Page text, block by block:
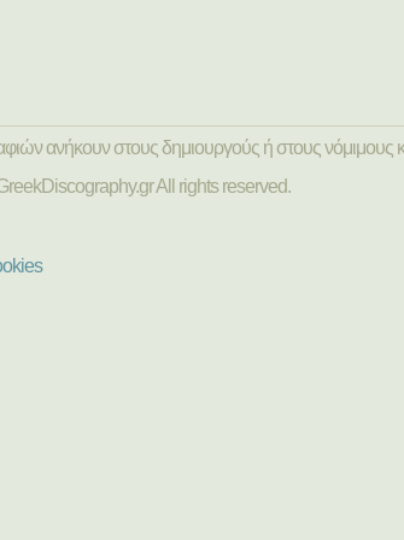
ανήκουν στους δημιουργούς ή στους νόμιμους
All rights reserved.